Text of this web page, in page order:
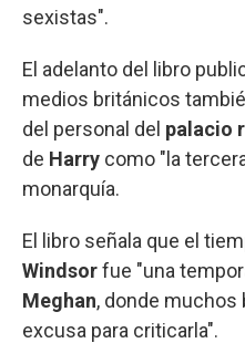
sexistas".
El adelanto del libro
medios británicos
del personal del palacio
de Harry como "la
monarquía.
El libro señala que el
Windsorfue "una
Meghan, donde
excusa para criticarla".